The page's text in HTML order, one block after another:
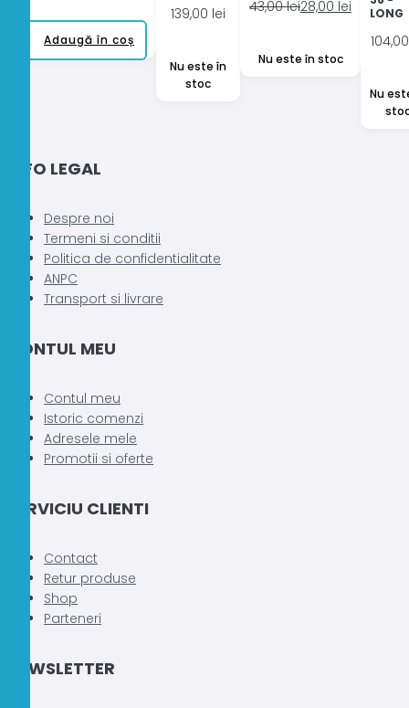
Adaugă în coș
139,00 lei
Nu este în
stoc
43,00leiPrețul
fost:
28,00 lei
Prețul
28,00 lei.
Nu este în stoc
LONG
Nu
INFO LEGAL
Despre noi
Termeni si conditii
Politica de confidentialitate
ANPC
Transport si livrare
CONTUL MEU
Contul meu
Istoric comenzi
Adresele mele
Promotii si oferte
SERVICIU CLIENTI
Contact
Retur produse
Shop
Parteneri
NEWSLETTER